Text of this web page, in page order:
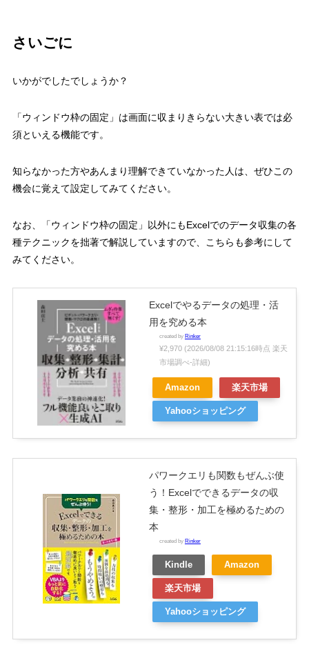
さいごに
いかがでしたでしょうか？
「ウィンドウ枠の固定」は画面に収まりきらない大きい表では必
須といえる機能です。
知らなかった方やあんまり理解できていなかった人は、ぜひこの
機会に覚えて設定してみてください。
なお、「ウィンドウ枠の固定」以外にもExcelでのデータ収集の各
種テクニックを拙著で解説していますので、こちらも参考にして
みてください。
Excelでやるデータの処理・活
用を究める本
created by Rinker
¥2,970 (2026/08/08 21:15:16時点 楽天
市場調べ-詳細)
Amazon 楽天市場
Yahooショッピング
パワークエリも関数もぜんぶ使
う！Excelでできるデータの収
集・整形・加工を極めるための
本
created by Rinker
Kindle Amazon
楽天市場
Yahooショッピング